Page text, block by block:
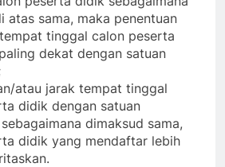
atas sama, maka penentuan
tinggal calon peserta
dekat dengan satuan
atau jarak tempat tinggal
didik dengan satuan
dimaksud sama,
didik yang mendaftar lebih